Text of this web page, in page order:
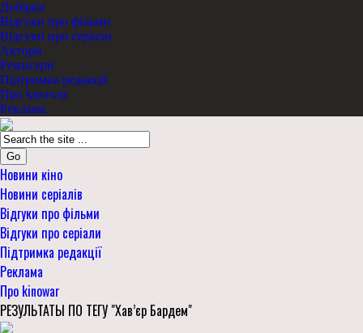
Добірки
Відгуки про фільми
Відгуки про серіали
Актори
Режисери
Підтримка редакції
Про kinowar
Реклама
Go
Новини кіно
Новини серіалів
Відгуки про фільми
Відгуки про серіали
Підтримка редакції
Реклама
Про kinowar
РЕЗУЛЬТАТЫ ПО ТЕГУ "Хав’єр Бардем"